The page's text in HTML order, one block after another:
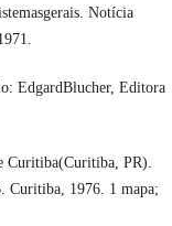
Notícia
EdgardBlucher, Editora
Curitiba(Curitiba, PR).
1976. 1 mapa;